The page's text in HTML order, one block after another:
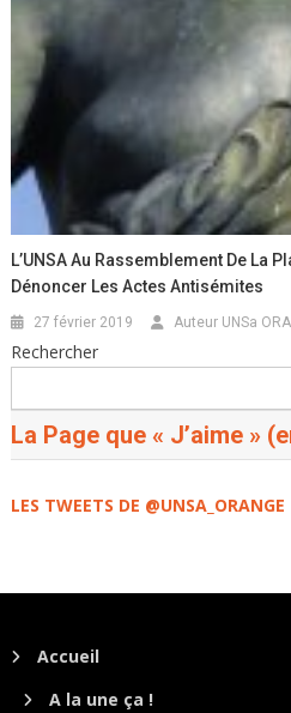
L’UNSA Au Rassemblement De La
Dénoncer Les Actes Antisémites
27 février 2019 Auteur UNSa
Rechercher
La Page que « J’aime »
LES TWEETS DE @UNSA_ORANGE
Accueil
A la une ça !